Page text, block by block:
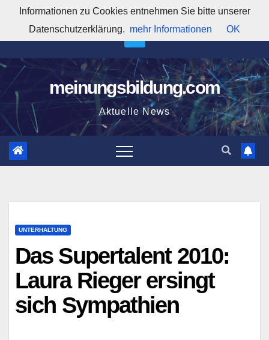
springen
7:30:04 PM
meinungsbildung.com
Aktuelle News
UNTERHALTUNG
Das Supertalent 2010:
Laura Rieger ersingt
sich Sympathien
Informationen zu Cookies entnehmen Sie bitte unserer
Datenschutzerklärung. mehr Informationen OK